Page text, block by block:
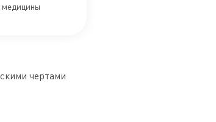
медицины
чертами